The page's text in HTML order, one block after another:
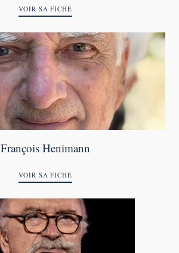
VOIR SA FICHE
François Henimann
VOIR SA FICHE